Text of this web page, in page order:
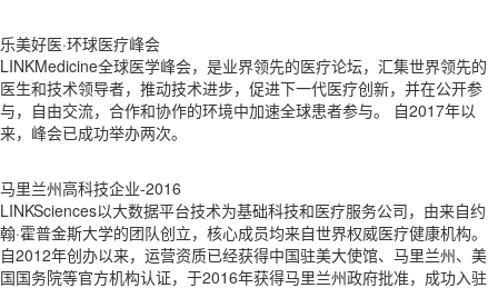
乐美好医·环球医疗峰会
LINKMedicine全球医学峰会，是业界领先的医疗论坛，汇集世界领先的
医生和技术领导者，推动技术进步，促进下一代医疗创新，并在公开参
与，自由交流，合作和协作的环境中加速全球患者参与。 自2017年以
来，峰会已成功举办两次。
马里兰州高科技企业-2016
LINKSciences以大数据平台技术为基础科技和医疗服务公司，由来自约
翰·霍普金斯大学的团队创立，核心成员均来自世界权威医疗健康机构。
自2012年创办以来，运营资质已经获得中国驻美大使馆、马里兰州、美
国国务院等官方机构认证，于2016年获得马里兰州政府批准，成功入驻